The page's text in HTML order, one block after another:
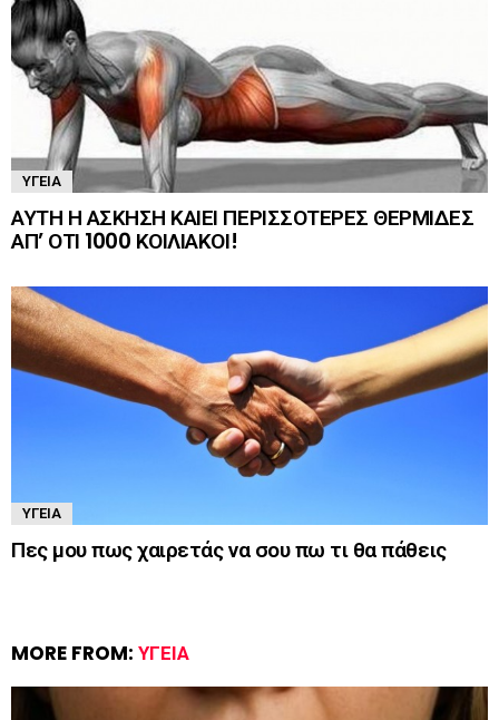
ΥΓΕΊΑ
ΑΥΤΗ Η ΑΣΚΗΣΗ ΚΑΙΕΙ ΠΕΡΙΣΣΟΤΕΡΕΣ ΘΕΡΜΙΔΕΣ
ΑΠ’ ΟΤΙ 1000 ΚΟΙΛΙΑΚΟΙ!
ΥΓΕΊΑ
Πες μου πως χαιρετάς να σου πω τι θα πάθεις
MORE FROM: ΥΓΕΊΑ